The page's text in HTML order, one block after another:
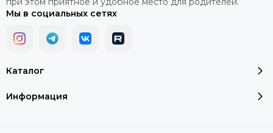
Каталог
Информация
Мы в социальных сетях